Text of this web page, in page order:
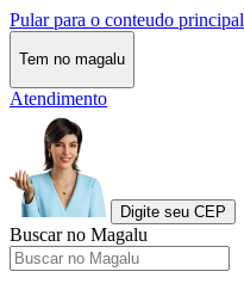
Pular para o conteudo principal
Tem no magalu
Atendimento
Digite seu CEP
Buscar no Magalu